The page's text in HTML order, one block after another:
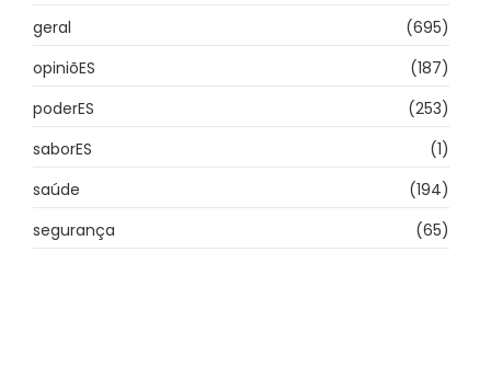
geral
(695)
opiniõES
(187)
poderES
(253)
saborES
(1)
saúde
(194)
segurança
(65)